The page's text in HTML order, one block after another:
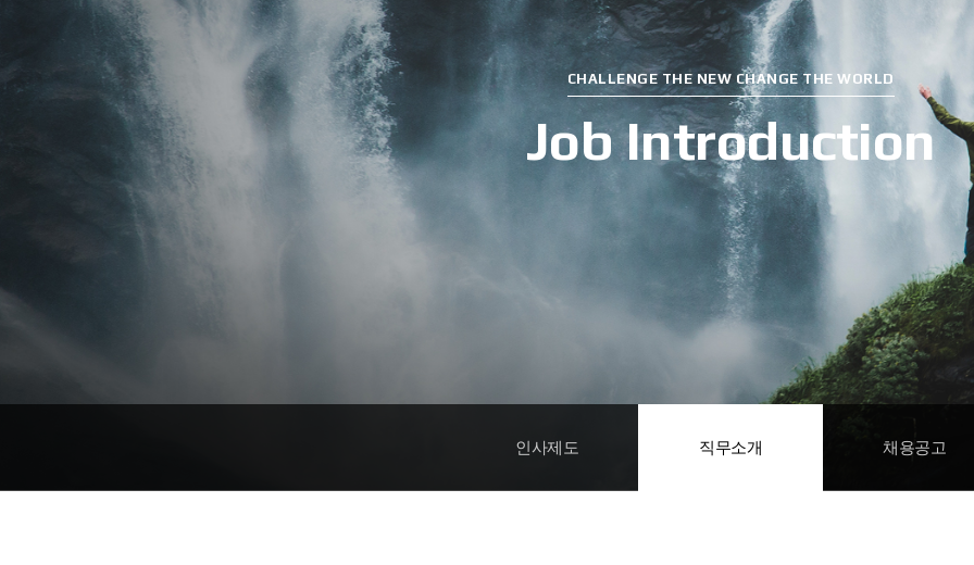
CHALLENGE THE NEW CHANGE THE WORLD
Job Introduction
인사제도 직무소개 채용공고